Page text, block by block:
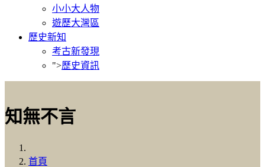
小小大人物
遊歷大灣區
歷史新知
考古新發現
">歷史資訊
知無不言
首頁